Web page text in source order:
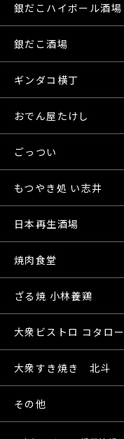
銀だこハイボール酒場
銀だこ酒場
ギンダコ横丁
おでん屋たけし
ごっつい
もつやき処 い志井
日本再生酒場
焼肉食堂
ざる焼 小林養鶏
大衆ビストロ コタロー
大衆すき焼き 北斗
その他